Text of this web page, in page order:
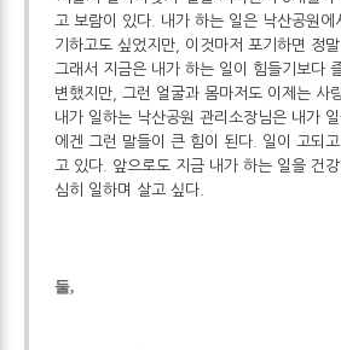
고 보람이 있다. 내가 하는 일은 낙산공원
기하고도 싶었지만, 이것마저 포기하면 정
그래서 지금은 내가 하는 일이 힘들기보다
변했지만, 그런 얼굴과 몸마저도 이제는 사
내가 일하는 낙산공원 관리소장님은 내가
에겐 그런 말들이 큰 힘이 된다. 일이 고되
고 있다. 앞으로도 지금 내가 하는 일을 건
심히 일하며 살고 싶다.
둘,